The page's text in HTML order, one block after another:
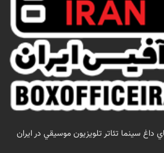
داغ سينما تئاتر تلويزيون موسيقي در ايران